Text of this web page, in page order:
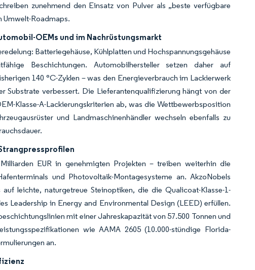
zunehmend den Einsatz von Pulver als „beste verfügbare
Umwelt-Roadmaps.
OEMs und im Nachrüstungsmarkt
Batteriegehäuse, Kühlplatten und Hochspannungsgehäuse
Beschichtungen. Automobilhersteller setzen daher auf
140 °C-Zyklen – was den Energieverbrauch im Lackierwerk
Substrate verbessert. Die Lieferantenqualifizierung hängt von der
Klasse-A-Lackierungskriterien ab, was die Wettbewerbsposition
und Landmaschinenhändler wechseln ebenfalls zu
EUR in genehmigten Projekten – treiben weiterhin die
und Photovoltaik-Montagesysteme an. AkzoNobels
leichte, naturgetreue Steinoptiken, die die Qualicoat-Klasse-1-
Leadership in Energy and Environmental Design (LEED) erfüllen.
mit einer Jahreskapazität von 57.500 Tonnen und
wie AAMA 2605 (10.000-stündige Florida-
an.